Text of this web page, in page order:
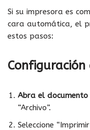
Si su impresora es
cara automática, el
estos pasos:
Abra el documento
“Archivo”.
Seleccione